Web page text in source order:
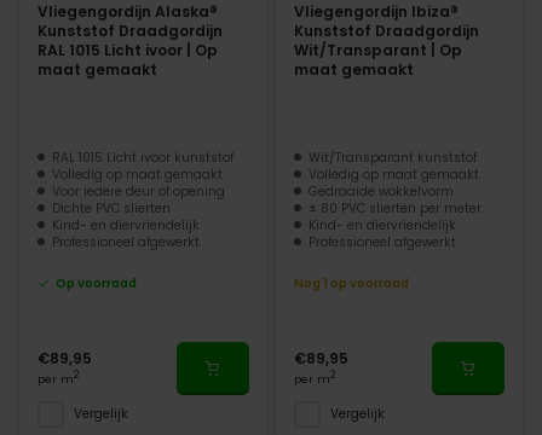
Vliegengordijn Alaska®
Kunststof Draadgordijn
RAL 1015 Licht ivoor | Op
maat gemaakt
RAL 1015 Licht ivoor kunststof
Volledig op maat gemaakt
Voor iedere deur of opening
Dichte PVC slierten
Kind- en diervriendelijk
Professioneel afgewerkt
Op voorraad
€89,95
per m2
Vergelijk
Vliegengordijn Ibiza®
Kunststof Draadgordijn
Wit/Transparant | Op
maat gemaakt
Wit/Transparant kunststof
Volledig op maat gemaakt
Gedraaide wokkelvorm
± 80 PVC slierten per meter
Kind- en diervriendelijk
Professioneel afgewerkt
Nog 1 op voorraad
€89,95
per m2
Vergelijk